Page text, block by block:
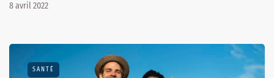
8 avril 2022
SANTÉ